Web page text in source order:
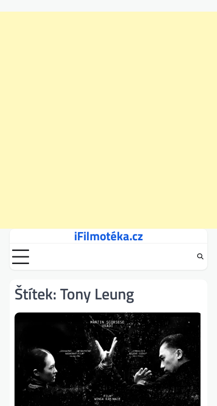
content
iFilmotéka.cz
Štítek:Tony Leung